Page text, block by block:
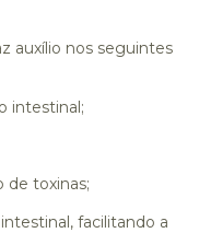
auxílio nos seguintes
intestinal;
de toxinas;
facilitando a